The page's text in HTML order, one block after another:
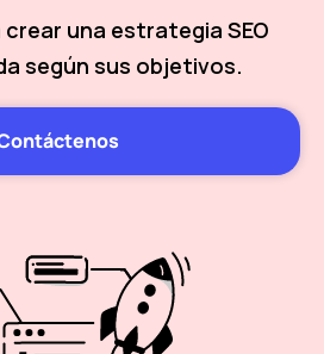
crear una estrategia SEO
según sus objetivos.